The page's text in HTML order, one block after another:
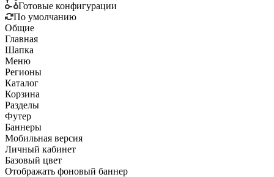
Готовые конфигурации
По умолчанию
Общие
Главная
Шапка
Меню
Регионы
Каталог
Корзина
Разделы
Футер
Баннеры
Мобильная версия
Личный кабинет
Базовый цвет
Отображать фоновый баннер